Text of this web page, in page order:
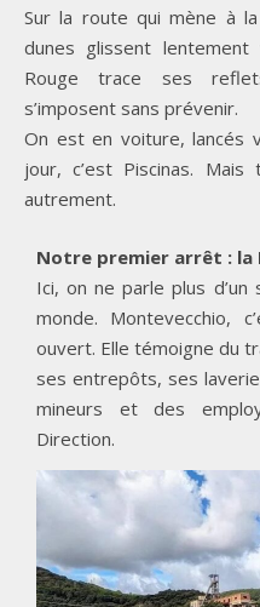
Sur la route qui mène à la plage des Piscinas, là où les
dunes glissent
Rouge trace ses
s’imposent sans prévenir.
On est en voiture, lancés
jour, c’est Piscinas.
autrement.
Notre premier arrêt : la
Ici, on ne parle plus d’un
monde. Montevecchio,
ouvert. Elle témoigne du
ses entrepôts, ses
mineurs et des
Direction.